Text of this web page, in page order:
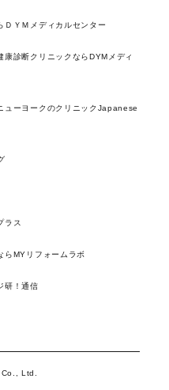
ＤＹＭメディカルセンター
診断クリニックならDYMメディ
ューヨークのクリニックJapanese
ラス
らMYリフォームラボ
研！通信
Ltd.